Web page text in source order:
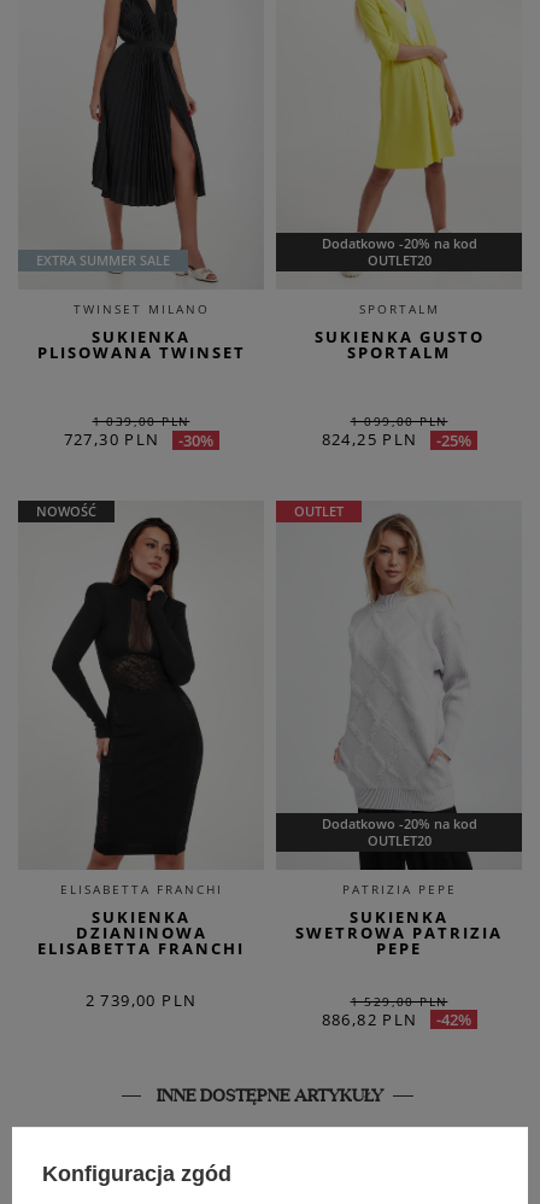
EXTRA SUMMER SALE
TWINSET MILANO
SUKIENKA
PLISOWANA TWINSET
1 039,00 PLN
727,30 PLN -30%
Dodatkowo -20% na kod
OUTLET20
SPORTALM
SUKIENKA GUSTO
SPORTALM
1 099,00 PLN
824,25 PLN -25%
NOWOŚĆ
ELISABETTA FRANCHI
SUKIENKA
DZIANINOWA
ELISABETTA FRANCHI
2 739,00 PLN
Dodatkowo -20% na kod
OUTLET20
OUTLET
PATRIZIA PEPE
SUKIENKA
SWETROWA PATRIZIA
PEPE
1 529,00 PLN
886,82 PLN -42%
INNE DOSTĘPNE ARTYKUŁY
Konfiguracja zgód